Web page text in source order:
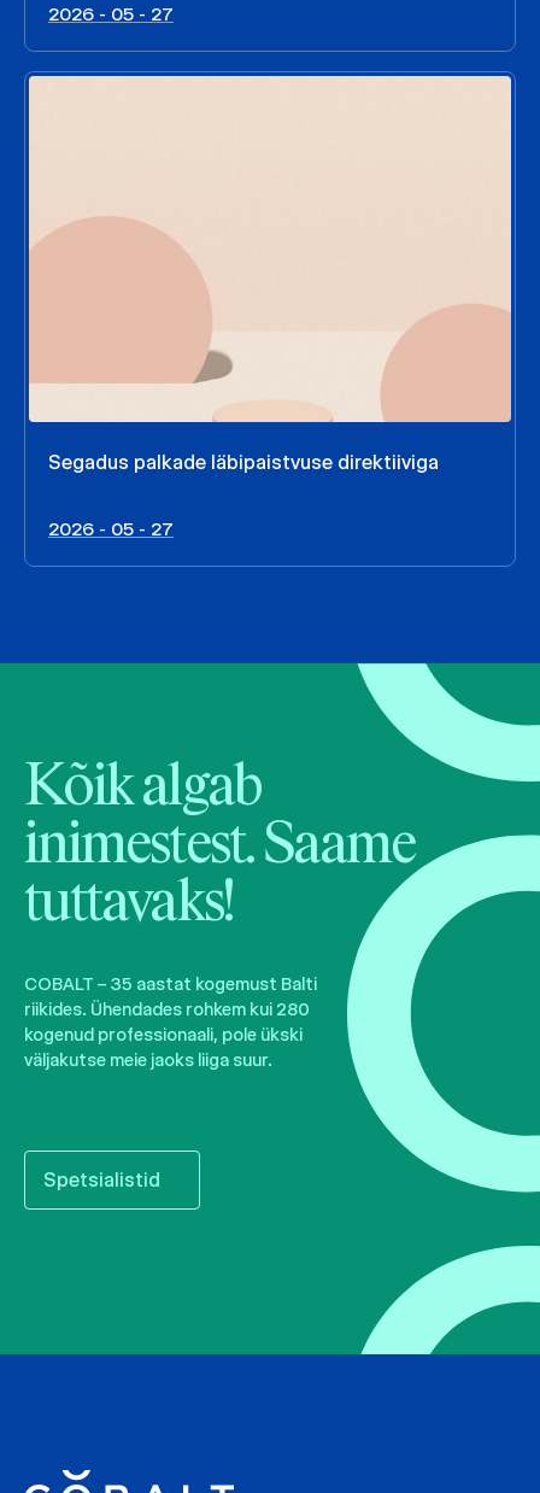
2026 - 05 - 27
Segadus palkade läbipaistvuse direktiiviga
2026 - 05 - 27
Kõik algab
inimestest. Saame
tuttavaks!
COBALT – 35 aastat kogemust Balti
riikides. Ühendades rohkem kui 280
kogenud professionaali, pole ükski
väljakutse meie jaoks liiga suur.
Spetsialistid